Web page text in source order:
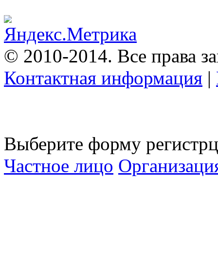
© 2010-2014. Все права
Контактная информация |
Выберите форму
Частное лицо